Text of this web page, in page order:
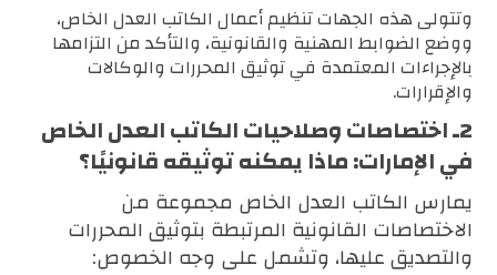
وتتولى هذه الجهات تنظيم أعمال الكاتب العدل الخاص،
ووضع الضوابط المهنية والقانونية، والتأكد من التزامها
بالإجراءات المعتمدة في توثيق المحررات والوكالات
والإقرارات.
2ـ اختصاصات وصلاحيات الكاتب العدل الخاص
في الإمارات: ماذا يمكنه توثيقه قانونيًا؟
يمارس الكاتب العدل الخاص مجموعة من
الاختصاصات القانونية المرتبطة بتوثيق المحررات
والتصديق عليها، وتشمل على وجه الخصوص: